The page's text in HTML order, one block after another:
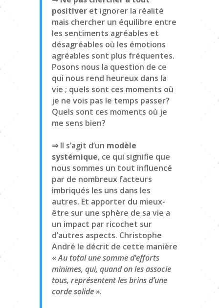
positiveret ignorer la réalité
mais chercher un équilibre entre
les sentiments agréables et
désagréables où les émotions
agréables sont plus fréquentes.
Posons nous la question de ce
qui nous rend heureux dans la
vie ; quels sont ces moments où
je ne vois pas le temps passer?
Quels sont ces moments où je
me sens bien?
⇒ Il s’agit d’un modèle
systémique, ce qui signifie que
nous sommes un tout influencé
par de nombreux facteurs
imbriqués les uns dans les
autres. Et apporter du mieux-
être sur une sphère de sa vie a
un impact par ricochet sur
d’autres aspects. Christophe
André le décrit de cette manière
«Au total une somme d’efforts
minimes, qui, quand on les associe
tous, représentent les brins d’une
corde solide ».